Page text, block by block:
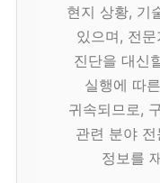
현지 상황, 기
있으며, 전문
진단을 대신
실행에 따
귀속되므로,
관련 분야
정보를